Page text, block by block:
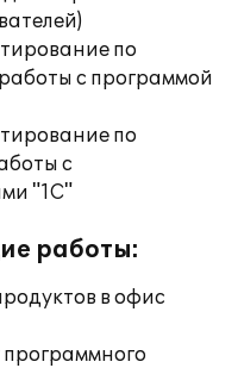
по
с программой
по
с
"1С"
работы:
в офис